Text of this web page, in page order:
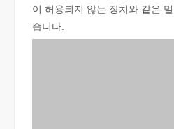
이 허용되지 않는 장치와 같은
습니다.